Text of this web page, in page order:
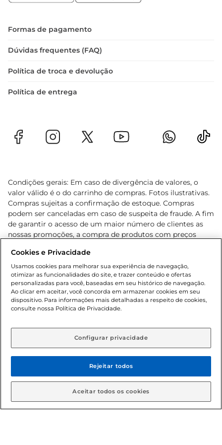
almoço em família ou em um encontro com
amigos, ele é sempre uma opção que traz
descubra como é fácil preparar pratos deliciosos
Formas de pagamento
Dúvidas frequentes (FAQ)
Política de troca e devolução
Política de entrega
Condições gerais: Em caso de divergência de valores, o
valor válido é o do carrinho de compras. Fotos ilustrativas.
Compras sujeitas a confirmação de estoque. Compras
podem ser canceladas em caso de suspeita de fraude. A fim
de garantir o acesso de um maior número de clientes as
nossas promoções, a compra de produtos com preços
cliente. Os preços, ofertas e condições são exclusivos para
o e-commerce e válidos durante o dia de hoje, podendo
sofrer alterações sem prévia notificação. Proibida a venda
de bebidas alcoólicas para menores de 18 anos, conforme
Lei n.º 8069/90, art. 81, inciso II (Estatuto da Criança e do
Adolescente). Preços e condições exclusivos para o
aviso prévio. O valor mínimo para as compras on-line é de
© 2026 Copyright. Todos os direitos
reservados Gbarbosa.
Cookies e Privacidade
Usamos cookies para melhorar sua experiência de navegação,
otimizar as funcionalidades do site, e trazer conteúdo e ofertas
personalizadas para você, baseadas em seu histórico de navegação.
Ao clicar em aceitar, você concorda em armazenar cookies em seu
dispositivo. Para informações mais detalhadas a respeito de cookies,
consulte nossa Política de Privacidade.
Configurar privacidade
Rejeitar todos
Aceitar todos os cookies